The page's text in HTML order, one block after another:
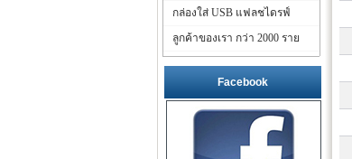
กล่องใส่ USB แฟลชไดรฟ์
ลูกค้าของเรา กว่า 2000 ราย
Facebook